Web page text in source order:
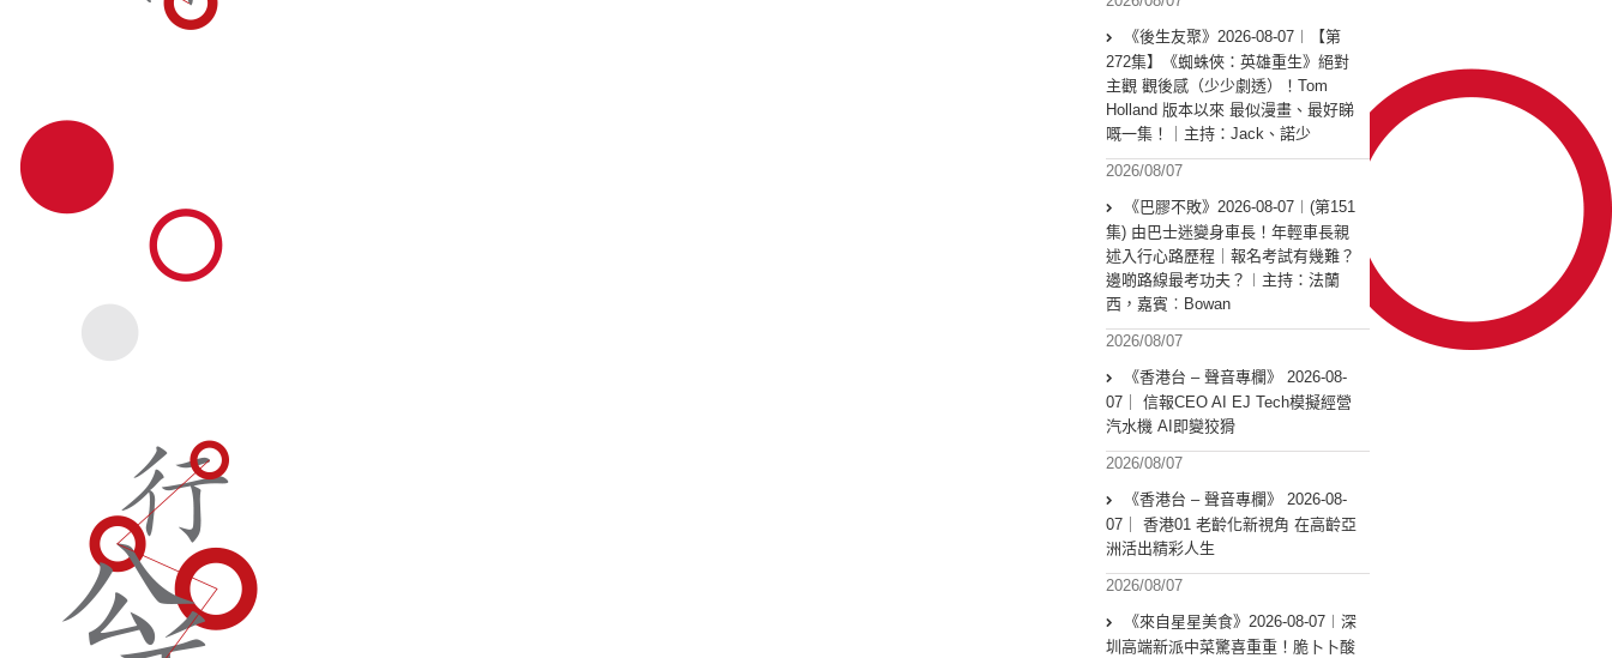
《後生友聚》2026-08-07︱【第
272集】《蜘蛛俠：英雄重生》絕對
主觀 觀後感（少少劇透）！Tom
Holland 版本以來 最似漫畫、最好睇
嘅一集！｜主持：Jack、諾少
2026/08/07
《巴膠不敗》2026-08-07︱(第151
集) 由巴士迷變身車長！年輕車長親
述入行心路歷程｜報名考試有幾難？
邊啲路線最考功夫？︱主持：法蘭
西，嘉賓︰Bowan
2026/08/07
《香港台 – 聲音專欄》 2026-08-
07｜ 信報CEO AI EJ Tech模擬經營
汽水機 AI即變狡猾
2026/08/07
《香港台 – 聲音專欄》 2026-08-
07｜ 香港01 老齡化新視角 在高齡亞
洲活出精彩人生
2026/08/07
《來自星星美食》2026-08-07︱深
圳高端新派中菜驚喜重重！脆卜卜酸